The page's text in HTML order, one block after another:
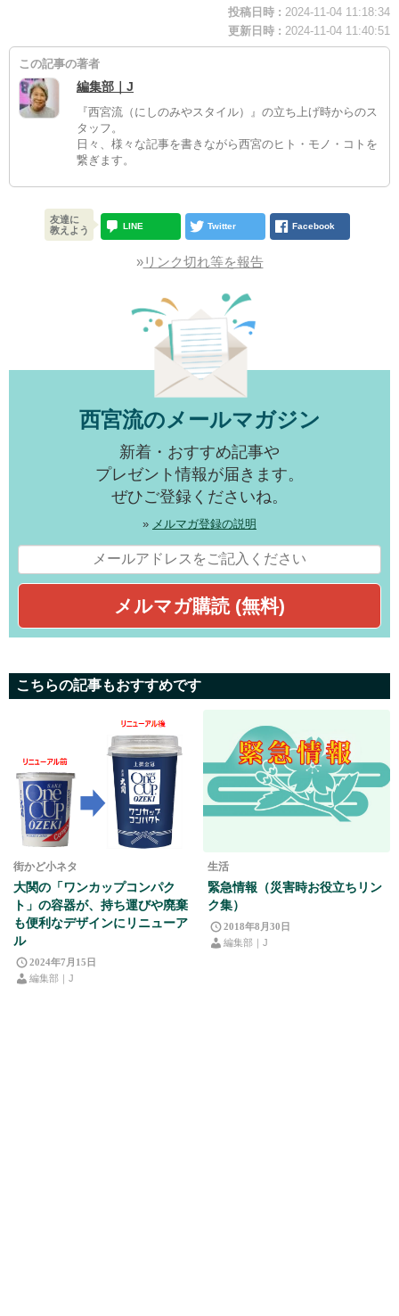
投稿日時 : 2024-11-04 11:18:34
更新日時 : 2024-11-04 11:40:51
この記事の著者
編集部｜J
『西宮流（にしのみやスタイル）』の立ち上げ時からのス
タッフ。
日々、様々な記事を書きながら西宮のヒト・モノ・コトを
繋ぎます。
友達に
教えよう
LINE Twitter Facebook
»リンク切れ等を報告
西宮流のメールマガジン
新着・おすすめ記事や
プレゼント情報が届きます。
ぜひご登録くださいね。
» メルマガ登録の説明
こちらの記事もおすすめです
街かど小ネタ
大関の「ワンカップコンパク
ト」の容器が、持ち運びや廃棄
も便利なデザインにリニューア
ル
2024年7月15日
編集部｜J
生活
緊急情報（災害時お役立ちリン
ク集）
2018年8月30日
編集部｜J